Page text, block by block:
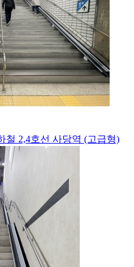
철 2,4호선 사당역 (고급형)